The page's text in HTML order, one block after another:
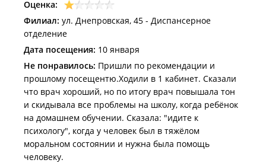
Оценка:
Филиал: ул. Днепровская, 45 - Диспансерное
отделение
Дата посещения: 10 января
Не понравилось: Пришли по рекомендации и
прошлому посещентю.Ходили в 1 кабинет. Сказали
что врач хороший, но по итогу врач повышала тон
и скидывала все проблемы на школу, когда ребёнок
на домашнем обучении. Сказала: "идите к
психологу", когда у человек был в тяжёлом
моральном состоянии и нужна была помощь
человеку.